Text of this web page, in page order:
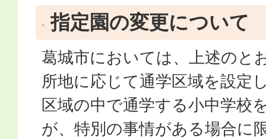
指定園の変更について
葛城市においては、上述のと
所地に応じて通学区域を設定
区域の中で通学する小中学校
が、特別の事情がある場合に